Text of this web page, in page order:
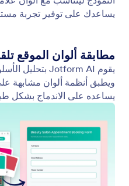
النمط والشكل
الخاص بك، وسيقوم على
والأسلوب للحصول على نتيجة